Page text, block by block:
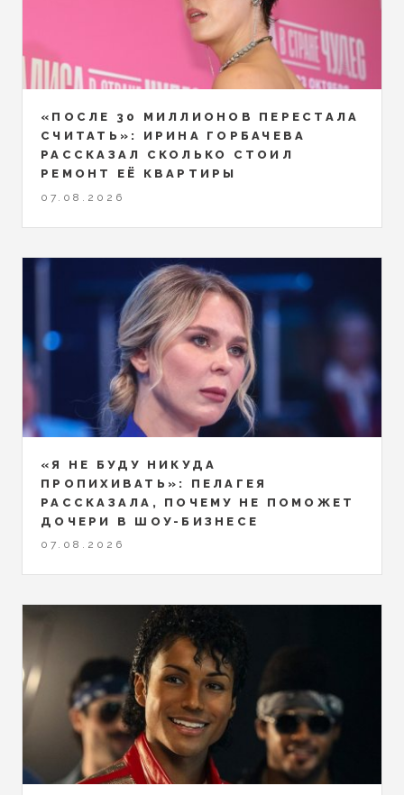
«ПОСЛЕ 30 МИЛЛИОНОВ ПЕРЕСТАЛА
СЧИТАТЬ»: ИРИНА ГОРБАЧЕВА
РАССКАЗАЛ СКОЛЬКО СТОИЛ
РЕМОНТ ЕЁ КВАРТИРЫ
07.08.2026
«Я НЕ БУДУ НИКУДА
ПРОПИХИВАТЬ»: ПЕЛАГЕЯ
РАССКАЗАЛА, ПОЧЕМУ НЕ ПОМОЖЕТ
ДОЧЕРИ В ШОУ-БИЗНЕСЕ
07.08.2026